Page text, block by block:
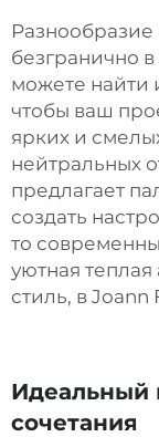
безгранично в
можете найти
чтобы ваш
ярких и
нейтральных
предлагает
создать
то
уютная
стиль, в
Идеальный
сочетания